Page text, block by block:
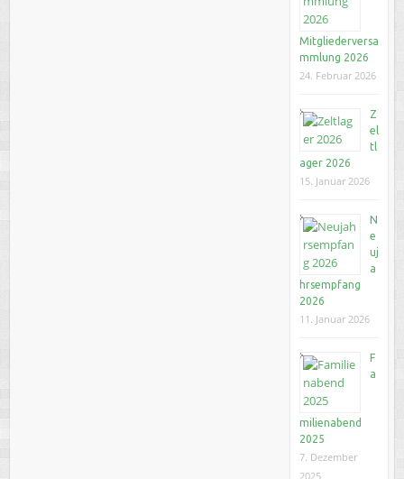
Mitgliederversa
mmlung 2026
24. Februar 2026
Z
el
tl
ager 2026
15. Januar 2026
N
e
uj
a
hrsempfang
2026
11. Januar 2026
F
a
milienabend
2025
7. Dezember
2025